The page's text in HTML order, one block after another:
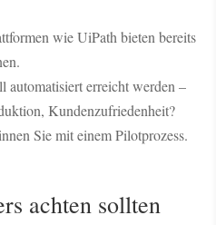
wie UiPath bieten bereits
automatisiert erreicht werden –
Kundenzufriedenheit?
Sie mit einem Pilotprozess.
achten sollten